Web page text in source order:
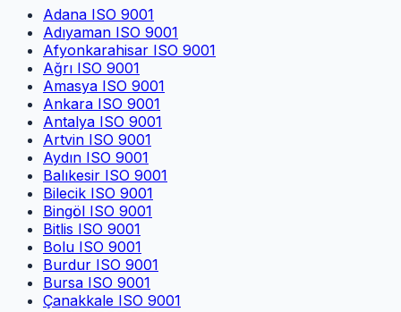
Adana ISO 9001
Adıyaman ISO 9001
Afyonkarahisar ISO 9001
Ağrı ISO 9001
Amasya ISO 9001
Ankara ISO 9001
Antalya ISO 9001
Artvin ISO 9001
Aydın ISO 9001
Balıkesir ISO 9001
Bilecik ISO 9001
Bingöl ISO 9001
Bitlis ISO 9001
Bolu ISO 9001
Burdur ISO 9001
Bursa ISO 9001
Çanakkale ISO 9001